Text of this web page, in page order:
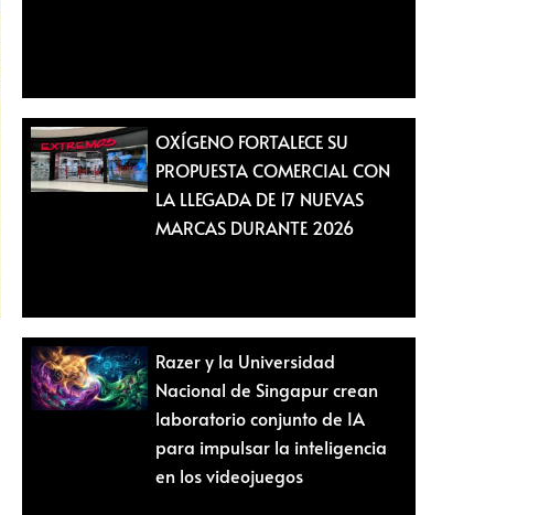
OXÍGENO FORTALECE SU
PROPUESTA COMERCIAL CON
LA LLEGADA DE 17 NUEVAS
MARCAS DURANTE 2026
Razer y la Universidad
Nacional de Singapur crean
laboratorio conjunto de IA
para impulsar la inteligencia
en los videojuegos